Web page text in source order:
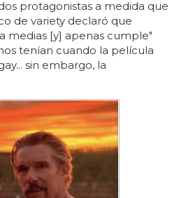
protagonistas a medida que
de variety declaró que
medias [y] apenas cumple"
tenían cuando la película
sin embargo, la